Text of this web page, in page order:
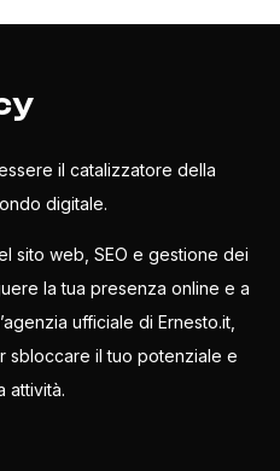
il catalizzatore della
digitale.
sito web, SEO e gestione dei
la tua presenza online e a
ufficiale di Ernesto.it,
sbloccare il tuo potenziale e
attività.